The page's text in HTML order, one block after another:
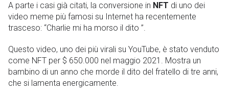
A parte i casi già citati, la conversione in NFT di uno dei
video meme più famosi su Internet ha recentemente
trasceso: “Charlie mi ha morso il dito ”.
Questo video, uno dei più virali su YouTube, è stato venduto
come NFT per $ 650.000 nel maggio 2021. Mostra un
bambino di un anno che morde il dito del fratello di tre anni,
che si lamenta energicamente.